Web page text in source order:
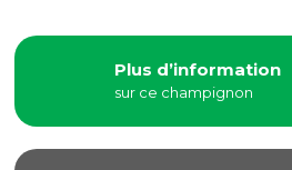
Plus d’information
sur ce champignon